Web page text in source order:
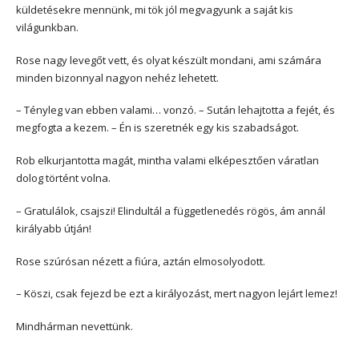
küldetésekre mennünk, mi tök jól megvagyunk a saját kis
világunkban.
Rose nagy levegőt vett, és olyat készült mondani, ami számára
minden bizonnyal nagyon nehéz lehetett.
– Tényleg van ebben valami… vonzó. – Sután lehajtotta a fejét, és
megfogta a kezem. – Én is szeretnék egy kis szabadságot.
Rob elkurjantotta magát, mintha valami elképesztően váratlan
dolog történt volna.
– Gratulálok, csajszi! Elindultál a függetlenedés rögös, ám annál
királyabb útján!
Rose szúrósan nézett a fiúra, aztán elmosolyodott.
– Köszi, csak fejezd be ezt a királyozást, mert nagyon lejárt lemez!
Mindhárman nevettünk.